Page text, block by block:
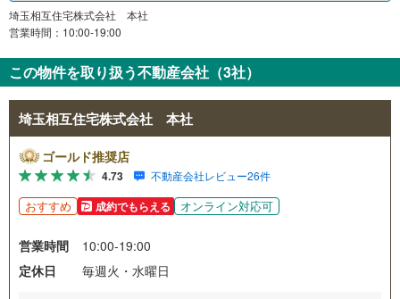
埼玉相互住宅株式会社 本社
営業時間：10:00-19:00
この物件を取り扱う不動産会社（3社）
埼玉相互住宅株式会社 本社
ゴールド推奨店
4.73 不動産会社レビュー26件
おすすめ 成約でもらえる オンライン対応可
営業時間
10:00-19:00
定休日
毎週火・水曜日